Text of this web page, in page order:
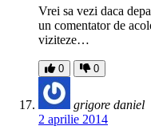
Vrei sa vezi daca
un comentator de
viziteze…
0 0
grigore daniel
2 aprilie 2014